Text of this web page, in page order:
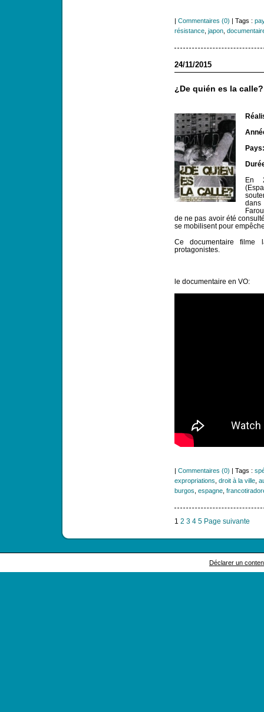
| Commentaires (0) | Tags :
résistance, japon,
24/11/2015
¿De quién es la calle?
Pays:
En
de ne pas avoir été
se mobilisent pour
Ce documentaire
protagonistes.
le documentaire en VO:
| Commentaires (0) | Tags :
expropriations droit à la ville,
burgos espagne,
1 2 3 4 5 Page suivante
Déclarer un